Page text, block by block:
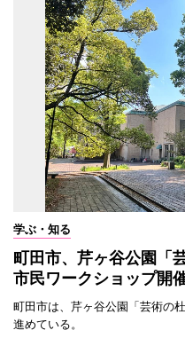
学ぶ・知る
町田市、芹ヶ谷公園「
市民ワークショップ開
町田市は、芹ヶ谷公園「芸術の
進めている。